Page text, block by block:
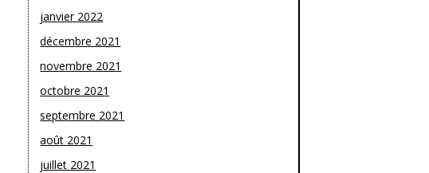
janvier 2022
décembre 2021
novembre 2021
octobre 2021
septembre 2021
août 2021
juillet 2021